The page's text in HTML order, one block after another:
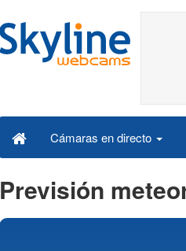
Cámaras en directo
Previsión